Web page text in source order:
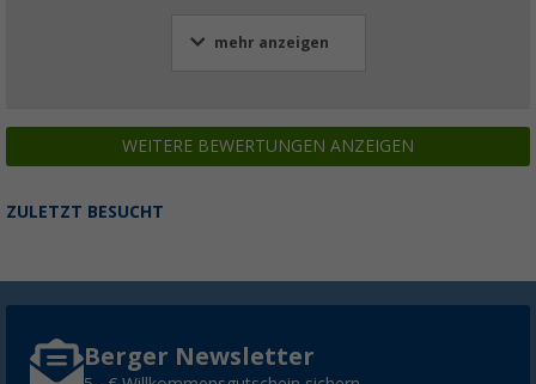
mehr anzeigen
WEITERE BEWERTUNGEN ANZEIGEN
ZULETZT BESUCHT
Berger Newsletter